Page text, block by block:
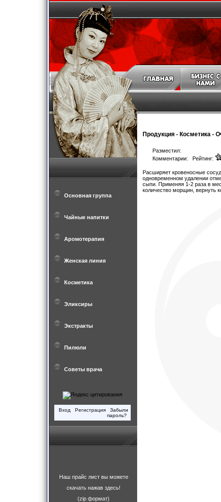
Основная группа
Чайные напитки
Аромотерапия
Женская линия
Косметика
Эликсиры
Экстракты
Пилюли
Советы врача
Вход Регистрация
Забыли
пароль?
Наш прайс лист вы можете
скачать нажав здесь!
(zip формат)
Продукция - Косметика -
Разместил:
Комментарии: Рейтинг:
Расширяет кровеносные
одновременном удалении
сыпи. Применяя 1-2 раза в
количество морщин, вернуть